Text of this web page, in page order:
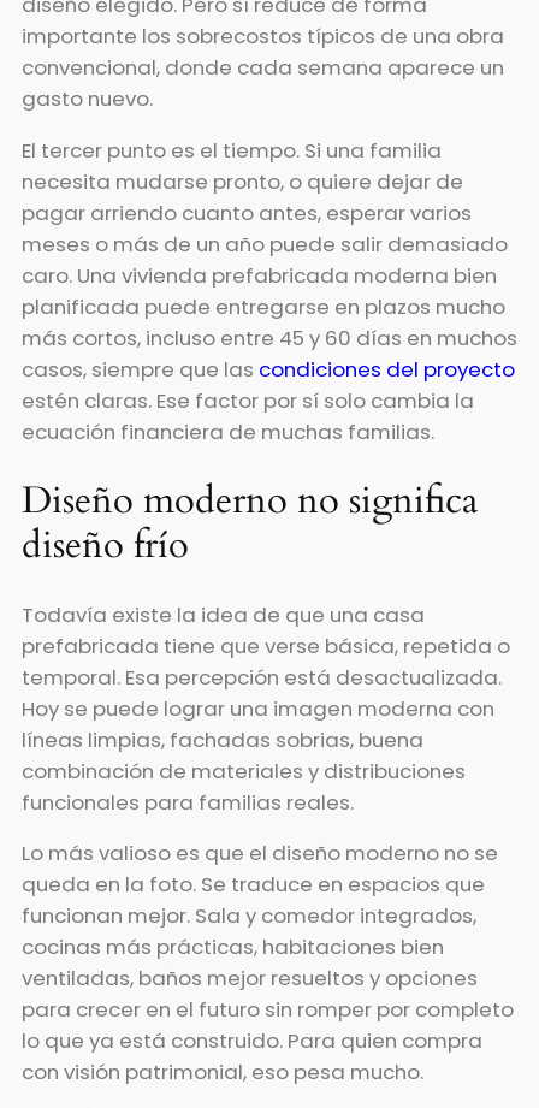
importante los sobrecostos típicos de una obra
convencional, donde cada semana aparece un
gasto nuevo.
El tercer punto es el tiempo. Si una familia
necesita mudarse pronto, o quiere dejar de
pagar arriendo cuanto antes, esperar varios
meses o más de un año puede salir demasiado
caro. Una vivienda prefabricada moderna bien
planificada puede entregarse en plazos mucho
más cortos, incluso entre 45 y 60 días en muchos
casos, siempre que las condiciones del proyecto
estén claras. Ese factor por sí solo cambia la
ecuación financiera de muchas familias.
Diseño moderno no significa
diseño frío
Todavía existe la idea de que una casa
prefabricada tiene que verse básica, repetida o
temporal. Esa percepción está desactualizada.
Hoy se puede lograr una imagen moderna con
líneas limpias, fachadas sobrias, buena
combinación de materiales y distribuciones
funcionales para familias reales.
Lo más valioso es que el diseño moderno no se
queda en la foto. Se traduce en espacios que
funcionan mejor. Sala y comedor integrados,
cocinas más prácticas, habitaciones bien
ventiladas, baños mejor resueltos y opciones
para crecer en el futuro sin romper por completo
lo que ya está construido. Para quien compra
con visión patrimonial, eso pesa mucho.